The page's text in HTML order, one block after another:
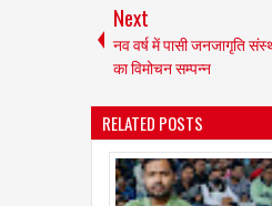
Next
नव वर्ष में पासी जनजागृति
का विमोचन सम्पन्न
RELATED POSTS